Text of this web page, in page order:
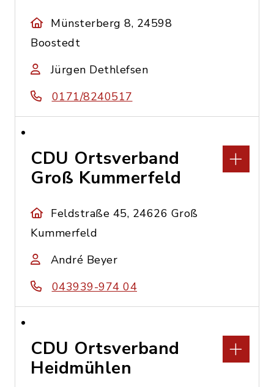
Münsterberg 8, 24598
Boostedt
Jürgen Dethlefsen
0171/8240517
CDU Ortsverband
Groß Kummerfeld
Feldstraße 45, 24626 Groß
Kummerfeld
André Beyer
043939-974 04
CDU Ortsverband
Heidmühlen